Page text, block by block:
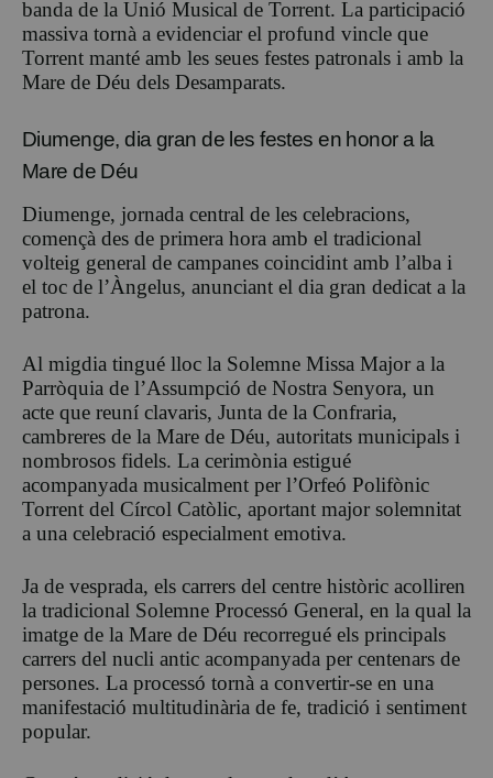
banda de la Unió Musical de Torrent. La participació
massiva tornà a evidenciar el profund vincle que
Torrent manté amb les seues festes patronals i amb la
Mare de Déu dels Desamparats.
Diumenge, dia gran de les festes en honor a la
Mare de Déu
Diumenge, jornada central de les celebracions,
començà des de primera hora amb el tradicional
volteig general de campanes coincidint amb l’alba i
el toc de l’Àngelus, anunciant el dia gran dedicat a la
patrona.
Al migdia tingué lloc la Solemne Missa Major a la
Parròquia de l’Assumpció de Nostra Senyora, un
acte que reuní clavaris, Junta de la Confraria,
cambreres de la Mare de Déu, autoritats municipals i
nombrosos fidels. La cerimònia estigué
acompanyada musicalment per l’Orfeó Polifònic
Torrent del Círcol Catòlic, aportant major solemnitat
a una celebració especialment emotiva.
Ja de vesprada, els carrers del centre històric acolliren
la tradicional Solemne Processó General, en la qual la
imatge de la Mare de Déu recorregué els principals
carrers del nucli antic acompanyada per centenars de
persones. La processó tornà a convertir-se en una
manifestació multitudinària de fe, tradició i sentiment
popular.